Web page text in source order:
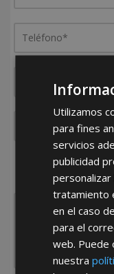
¿De
Utilizamos
para fines
servicios
publicidad
personalizar
tratamiento
en el caso
para el
web. Puede
nuestra